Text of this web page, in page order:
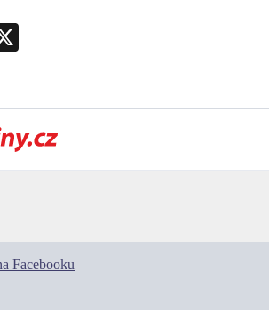
Facebooku